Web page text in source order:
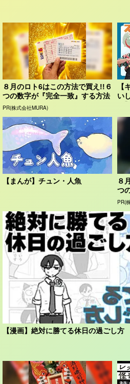
８月のロト6はこの方法で買え!!６
つの数字が『完全一致』する方法
PR(株式会社MURA)
【
い
【まんが】チュン・人魚
８
つ
PR(
【漫画】絶対に勝てる休日の過ごし方